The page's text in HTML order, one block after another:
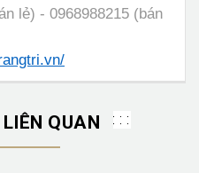
lẻ) - 0968988215 (bán
QUAN